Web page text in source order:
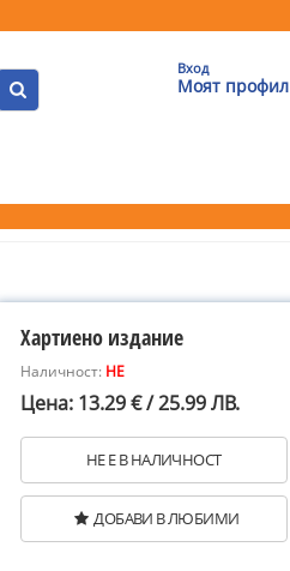
Вход
Моят профил
Хартиено издание
Наличност: НЕ
Цена: 13.29 € / 25.99 ЛВ.
НЕ Е В НАЛИЧНОСТ
ДОБАВИ В ЛЮБИМИ